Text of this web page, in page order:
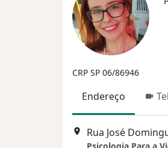
CRP SP 06/86946
Endereço
Rua José
Psicologia Para a